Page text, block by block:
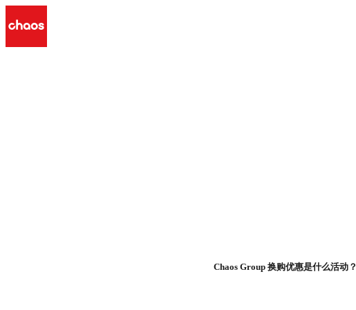
Chaos Group 换购优惠是什么活动？